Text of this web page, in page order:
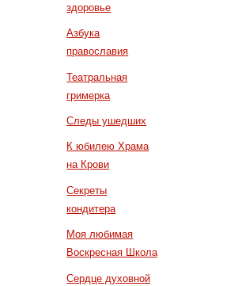
здоровье
Азбука
православия
Театральная
гримерка
Следы ушедших
К юбилею Храма
на Крови
Секреты
кондитера
Моя любимая
Воскресная Школа
Сердце духовной